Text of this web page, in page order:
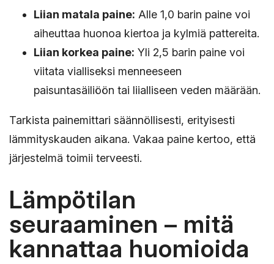
Liian matala paine: Alle 1,0 barin paine voi
aiheuttaa huonoa kiertoa ja kylmiä pattereita.
Liian korkea paine: Yli 2,5 barin paine voi
viitata vialliseksi menneeseen
paisuntasäiliöön tai liialliseen veden määrään.
Tarkista painemittari säännöllisesti, erityisesti
lämmityskauden aikana. Vakaa paine kertoo, että
järjestelmä toimii terveesti.
Lämpötilan
seuraaminen – mitä
kannattaa huomioida